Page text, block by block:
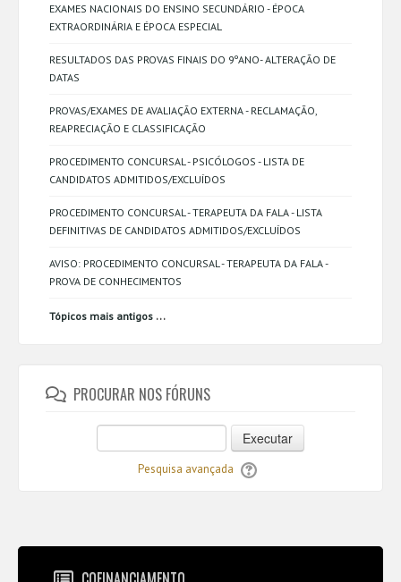
EXAMES NACIONAIS DO ENSINO SECUNDÁRIO - ÉPOCA
EXTRAORDINÁRIA E ÉPOCA ESPECIAL
RESULTADOS DAS PROVAS FINAIS DO 9ºANO- ALTERAÇÃO DE
DATAS
PROVAS/EXAMES DE AVALIAÇÃO EXTERNA - RECLAMAÇÃO,
REAPRECIAÇÃO E CLASSIFICAÇÃO
PROCEDIMENTO CONCURSAL - PSICÓLOGOS - LISTA DE
CANDIDATOS ADMITIDOS/EXCLUÍDOS
PROCEDIMENTO CONCURSAL - TERAPEUTA DA FALA - LISTA
DEFINITIVAS DE CANDIDATOS ADMITIDOS/EXCLUÍDOS
AVISO: PROCEDIMENTO CONCURSAL - TERAPEUTA DA FALA -
PROVA DE CONHECIMENTOS
Tópicos mais antigos ...
PROCURAR NOS FÓRUNS
Executar
Pesquisa avançada